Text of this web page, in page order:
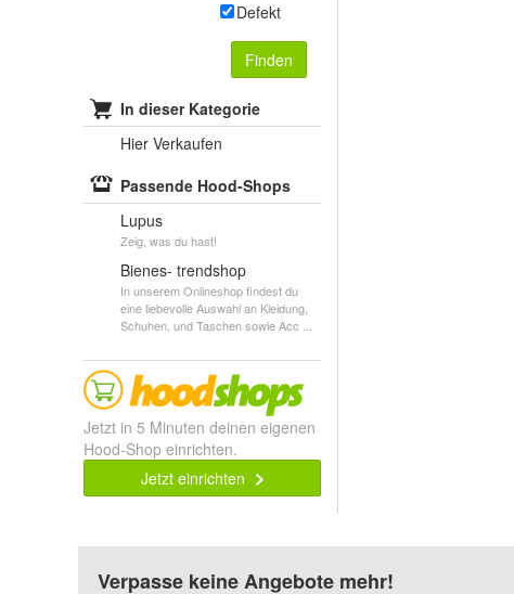
Defekt
Finden
In dieser Kategorie
Hier Verkaufen
Passende Hood-Shops
Lupus
Zeig, was du hast!
Bienes- trendshop
In unserem Onlineshop findest du
eine liebevolle Auswahl an Kleidung,
Schuhen, und Taschen sowie Acc ...
Jetzt in 5 Minuten deinen eigenen
Hood-Shop einrichten.
Jetzt einrichten
Verpasse keine Angebote mehr!